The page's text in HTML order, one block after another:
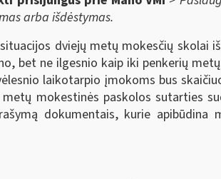
arba išdėstymas.
dviejų metų mokesčių
bet ne ilgesnio kaip iki penkerių
laikotarpio įmokoms bus
mokestinės paskolos sutarties
dokumentais, kurie apibūdina